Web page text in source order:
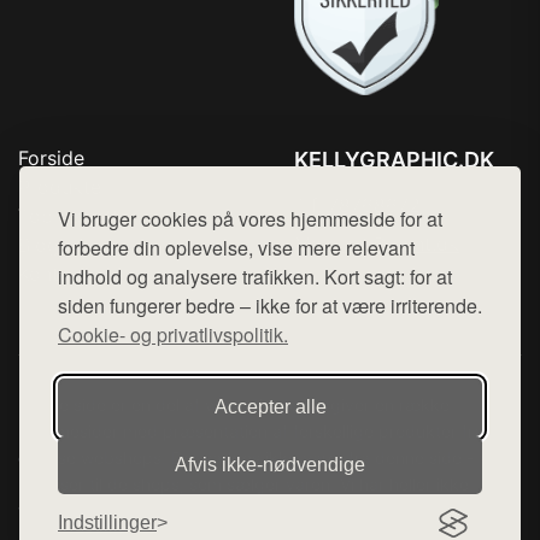
Vi bruger cookies på vores hjemmeside for at
forbedre din oplevelse, vise mere relevant
indhold og analysere trafikken. Kort sagt: for at
siden fungerer bedre – ikke for at være irriterende.
Cookie- og privatlivspolitik.
Accepter alle
Afvis ikke‑nødvendige
Indstillinger
Forside
Top Rabatter
Blog
Kontakt
KELLYGRAPHIC.DK
Mail: hej@want.dk
Cookie- og privatlivspolitik
Denne side er en del af want.dk, der udgiver en række
hjemmesider med præsentation af forskellige produkter fra
diverse webshops. Der sælges ikke varer fra denne side - vi
varerne på lager.